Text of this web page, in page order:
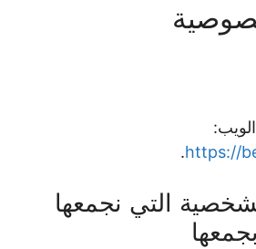
https://
.
التي نجمعها